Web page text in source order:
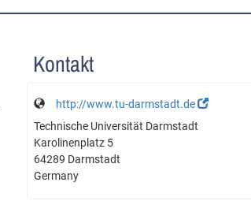
Kontakt
http://www.tu-darmstadt.de
Technische Universität Darmstadt
Karolinenplatz 5
64289 Darmstadt
Germany